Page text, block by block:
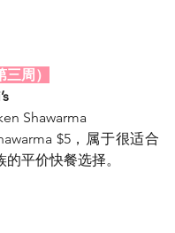
周）
Shawarma
$5，属于很适合
平价快餐选择。